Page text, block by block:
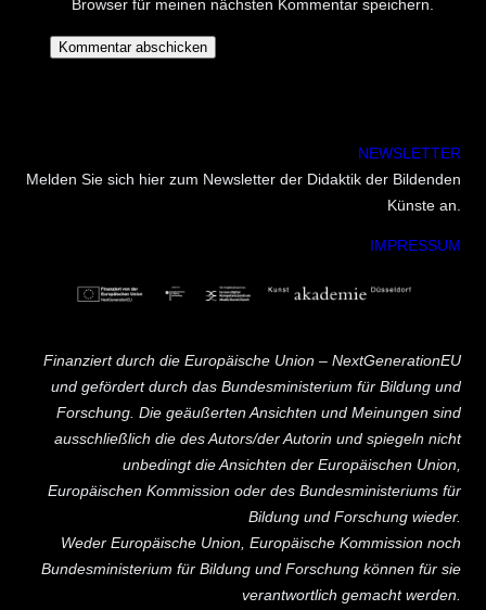
Browser für meinen nächsten Kommentar speichern.
NEWSLETTER
Melden Sie sich hier zum Newsletter der Didaktik der Bildenden
Künste an.
IMPRESSUM
Finanziert durch die Europäische Union – NextGenerationEU
und gefördert durch das Bundesministerium für Bildung und
Forschung. Die geäußerten Ansichten und Meinungen sind
ausschließlich die des Autors/der Autorin und spiegeln nicht
unbedingt die Ansichten der Europäischen Union,
Europäischen Kommission oder des Bundesministeriums für
Bildung und Forschung wieder.
Weder Europäische Union, Europäische Kommission noch
Bundesministerium für Bildung und Forschung können für sie
verantwortlich gemacht werden.